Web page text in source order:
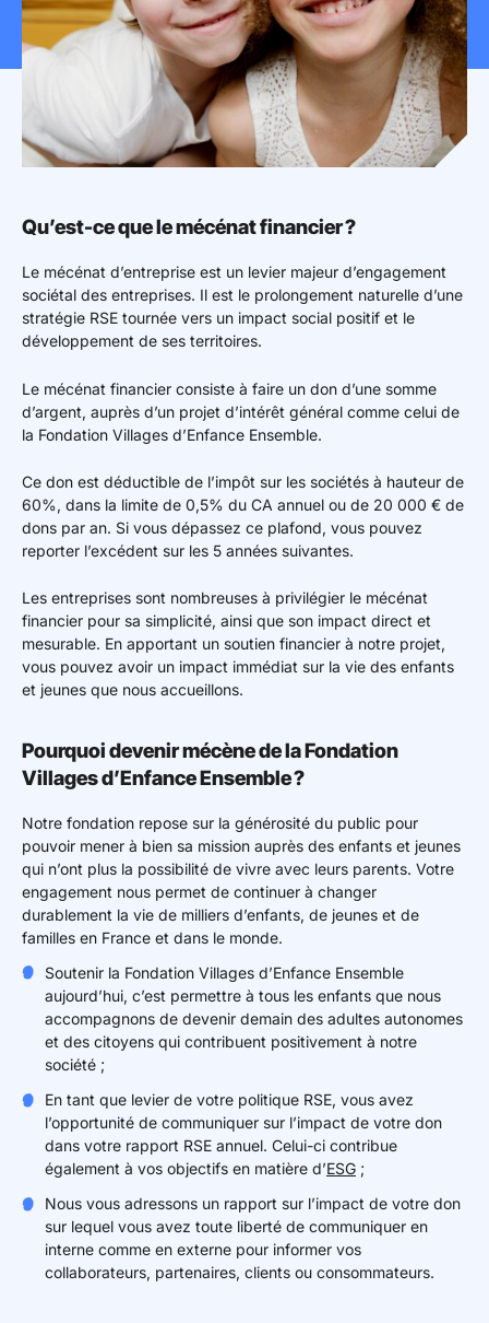
Mon espace donateur
Qu’est-ce que le mécénat financier ?
Le mécénat d’entreprise est un levier majeur d’engagement
sociétal des entreprises. Il est le prolongement naturelle d’une
stratégie RSE tournée vers un impact social positif et le
développement de ses territoires.
Le mécénat financier consiste à faire un don d’une somme
d’argent, auprès d’un projet d’intérêt général comme celui de
la Fondation Villages d’Enfance Ensemble.
Ce don est déductible de l’impôt sur les sociétés à hauteur de
60%, dans la limite de 0,5% du CA annuel ou de 20 000 € de
dons par an. Si vous dépassez ce plafond, vous pouvez
reporter l’excédent sur les 5 années suivantes.
Les entreprises sont nombreuses à privilégier le mécénat
financier pour sa simplicité, ainsi que son impact direct et
mesurable. En apportant un soutien financier à notre projet,
vous pouvez avoir un impact immédiat sur la vie des enfants
et jeunes que nous accueillons.
Pourquoi devenir mécène de la Fondation
Villages d’Enfance Ensemble ?
Notre fondation repose sur la générosité du public pour
pouvoir mener à bien sa mission auprès des enfants et jeunes
qui n’ont plus la possibilité de vivre avec leurs parents. Votre
engagement nous permet de continuer à changer
durablement la vie de milliers d’enfants, de jeunes et de
familles en France et dans le monde.
Soutenir la Fondation Villages d’Enfance Ensemble
aujourd’hui, c’est permettre à tous les enfants que nous
accompagnons de devenir demain des adultes autonomes
et des citoyens qui contribuent positivement à notre
société ;
En tant que levier de votre politique RSE, vous avez
l’opportunité de communiquer sur l’impact de votre don
dans votre rapport RSE annuel. Celui-ci contribue
également à vos objectifs en matière d’ESG ;
Nous vous adressons un rapport sur l’impact de votre don
sur lequel vous avez toute liberté de communiquer en
interne comme en externe pour informer vos
collaborateurs, partenaires, clients ou consommateurs.